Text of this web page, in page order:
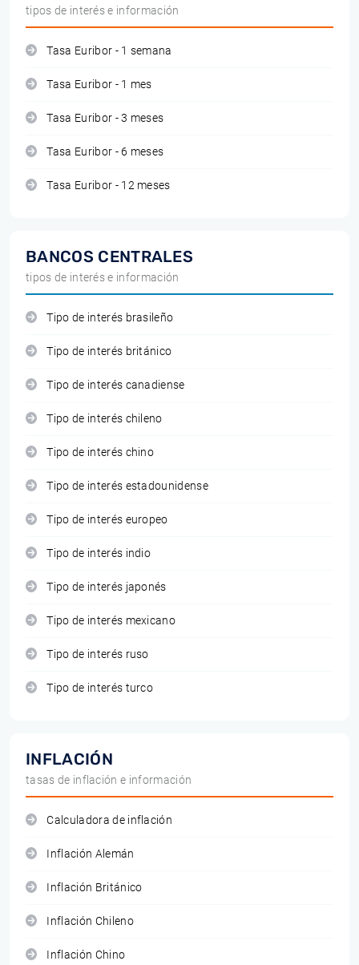
tipos de interés e información
Tasa Euribor - 1 semana
Tasa Euribor - 1 mes
Tasa Euribor - 3 meses
Tasa Euribor - 6 meses
Tasa Euribor - 12 meses
BANCOS CENTRALES
tipos de interés e información
Tipo de interés brasileño
Tipo de interés británico
Tipo de interés canadiense
Tipo de interés chileno
Tipo de interés chino
Tipo de interés estadounidense
Tipo de interés europeo
Tipo de interés indio
Tipo de interés japonés
Tipo de interés mexicano
Tipo de interés ruso
Tipo de interés turco
INFLACIÓN
tasas de inflación e información
Calculadora de inflación
Inflación Alemán
Inflación Británico
Inflación Chileno
Inflación Chino